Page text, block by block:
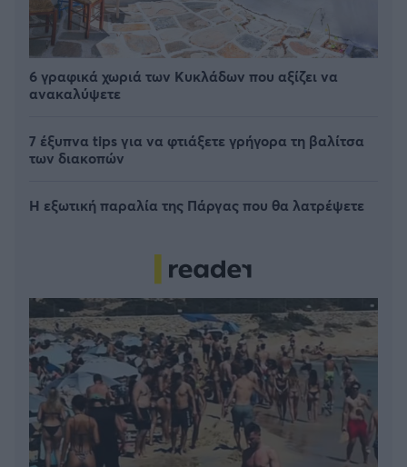
6 γραφικά χωριά των Κυκλάδων που αξίζει να
ανακαλύψετε
7 έξυπνα tips για να φτιάξετε γρήγορα τη βαλίτσα
των διακοπών
Η εξωτική παραλία της Πάργας που θα λατρέψετε